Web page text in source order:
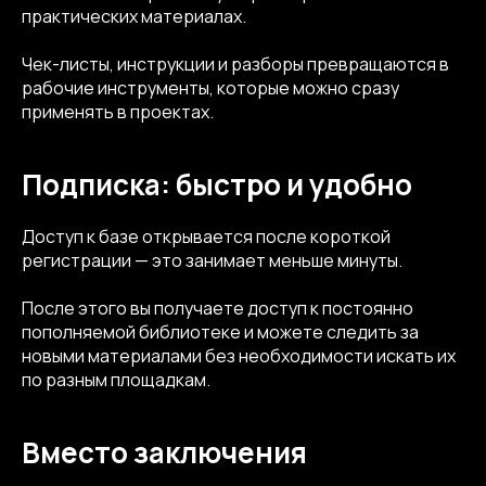
практических материалах.
Чек-листы, инструкции и разборы превращаются в
рабочие инструменты, которые можно сразу
применять в проектах.
Подписка: быстро и удобно
Доступ к базе открывается после короткой
регистрации — это занимает меньше минуты.
После этого вы получаете доступ к постоянно
пополняемой библиотеке и можете следить за
новыми материалами без необходимости искать их
по разным площадкам.
Вместо заключения
Сведения об аккредитации
info@kompot.bz